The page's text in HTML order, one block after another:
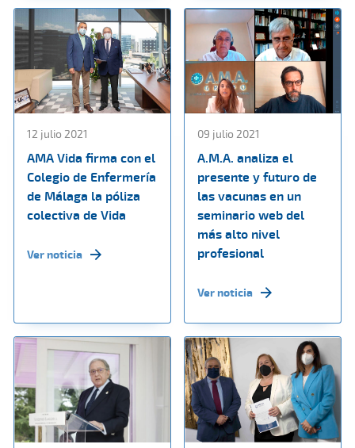
12 julio 2021
AMA Vida firma con el
Colegio de Enfermería
de Málaga la póliza
colectiva de Vida
Ver noticia
09 julio 2021
A.M.A. analiza el
presente y futuro de
las vacunas en un
seminario web del
más alto nivel
profesional
Ver noticia